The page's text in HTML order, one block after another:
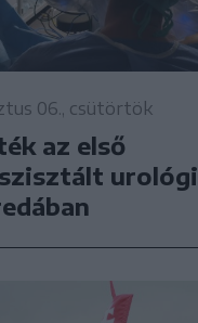
06., csütörtök
az első